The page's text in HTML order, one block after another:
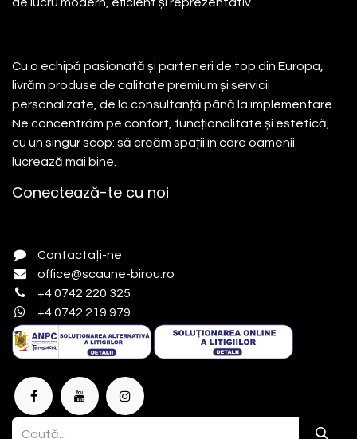
Cu o echipă pasionată și parteneri de top din Europa,
livrăm produse de calitate premium și servicii
personalizate, de la consultanță până la implementare.
Ne concentrăm pe confort, funcționalitate și estetică,
cu un singur scop: să creăm spații în care oamenii
lucrează mai bine.
Conectează-te cu noi
Contactați-ne
office@scaune-birou.ro
+4 0742 220 325
+4 0742 219 979